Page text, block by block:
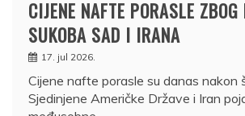
CIJENE NAFTE PORASLE
SUKOBA SAD I IRANA
17. jul 2026.
Cijene nafte porasle su danas nakon
Sjedinjene Američke Države i Iran